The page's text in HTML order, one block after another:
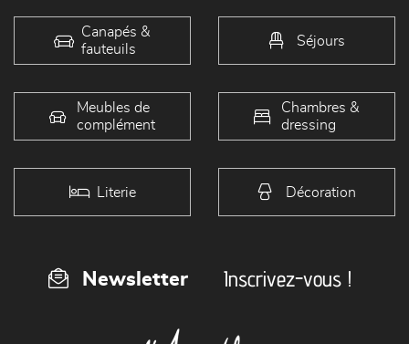
Canapés &
fauteuils
Séjours
Meubles de
complément
Chambres &
dressing
Literie Décoration
Newsletter Inscrivez-vous !